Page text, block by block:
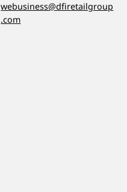
webusiness@dfiretailgroup
.com